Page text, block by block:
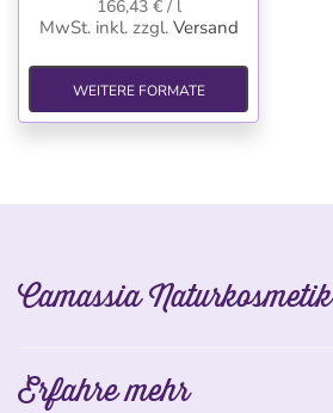
166,43 € / l
MwSt. inkl. zzgl. Versand
WEITERE FORMATE
Camassia Naturkosmetik
Erfahre mehr